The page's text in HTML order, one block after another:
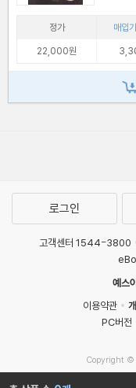
정가 매입
22,000원
로그인
고객센터 1544-3800
예스
이용약관
PC버전
Copyright ©
MATOM15